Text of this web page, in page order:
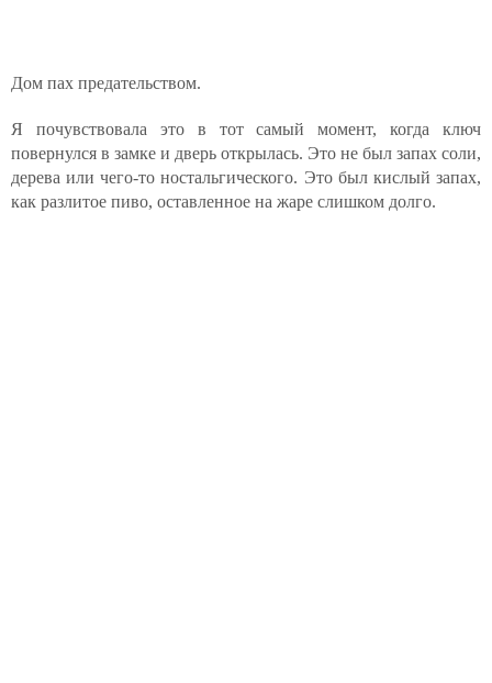
Дом пах предательством.
Я почувствовала это в тот самый момент, когда ключ
повернулся в замке и дверь открылась. Это не был запах соли,
дерева или чего-то ностальгического. Это был кислый запах,
как разлитое пиво, оставленное на жаре слишком долго.